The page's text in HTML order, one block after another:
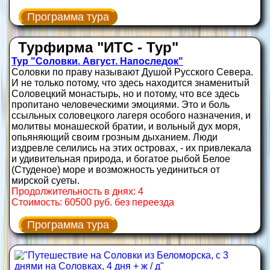
Программа тура
Турфирма "ИТС - Тур"
Тур "Соловки. Август. Напоследок"
Соловки по праву называют Душой Русского Севера.
И не только потому, что здесь находится знаменитый
Соловецкий монастырь, но и потому, что все здесь
пропитано человеческими эмоциями. Это и боль
ссыльных соловецкого лагеря особого назначения, и
молитвы монашеской братии, и вольный дух моря,
опьяняющий своим грозным дыханием. Люди
издревле селились на этих островах, - их привлекала
и удивительная природа, и богатое рыбой Белое
(Студеное) море и возможность уединиться от
мирской суеты.
Продолжительность в днях: 4
Стоимость: 60500 руб. без переезда
Программа тура